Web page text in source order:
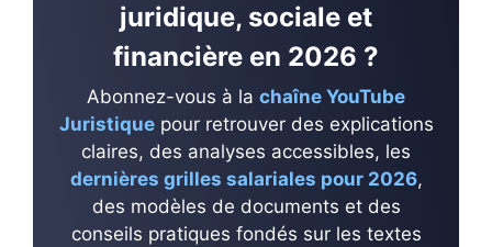
juridique, sociale et
financière en 2026 ?
Abonnez-vous à la chaîne YouTube
Juristiquepour retrouver des explications
claires, des analyses accessibles, les
dernières grilles salariales pour 2026,
des modèles de documents et des
conseils pratiques fondés sur les textes